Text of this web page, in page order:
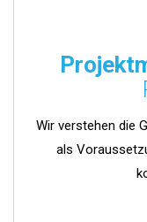
Wir verstehen die
als